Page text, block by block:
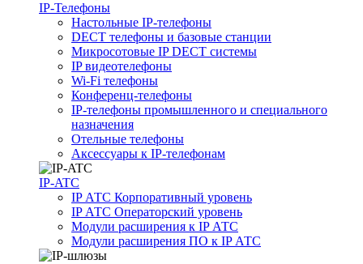
IP-Телефоны
Настольные IP-телефоны
DECT телефоны и базовые станции
Микросотовые IP DECT системы
IP видеотелефоны
Wi-Fi телефоны
Конференц-телефоны
IP-телефоны промышленного и специального
назначения
Отельные телефоны
Аксессуары к IP-телефонам
IP-ATC
IP АТС Корпоративный уровень
IP АТС Операторский уровень
Модули расширения к IP АТС
Модули расширения ПО к IP АТС